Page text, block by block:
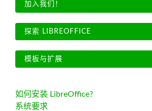
加入我们！
探索 LIBREOFFICE
模板与扩展
如何安装 LibreOffice?
系统要求